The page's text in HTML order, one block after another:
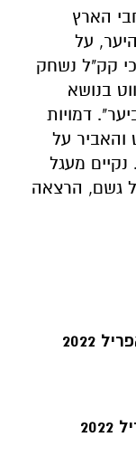
הארץ
על
קק"ל נשחק
בנושא
דמויות
והאביר על
מעגל
גשם, הרצאה